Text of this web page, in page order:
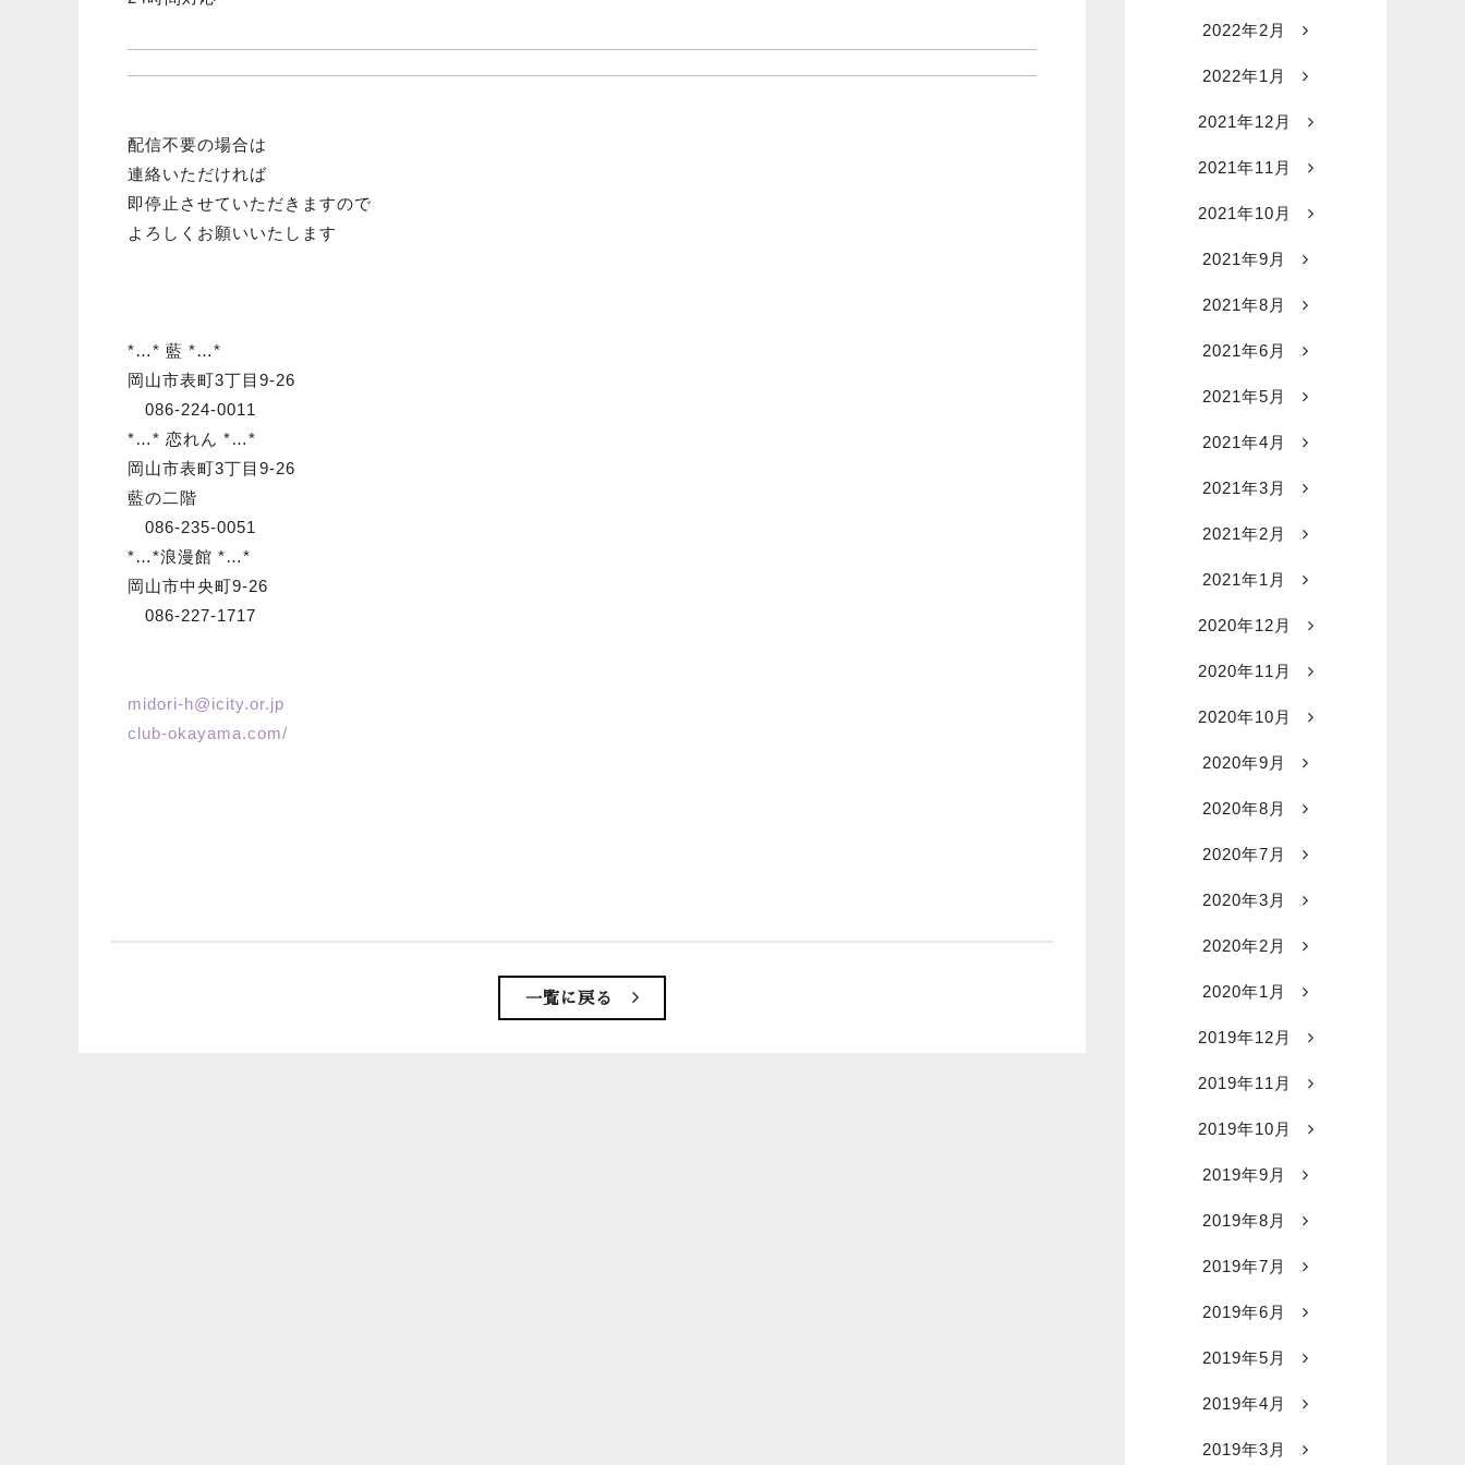
配信不要の場合は
連絡いただければ
即停止させていただきますので
よろしくお願いいたします
*…* 藍 *…*
岡山市表町3丁目9-26
086-224-0011
*…* 恋れん *…*
岡山市表町3丁目9-26
藍の二階
086-235-0051
*…*浪漫館 *…*
岡山市中央町9-26
086-227-1717
midori-h@icity.or.jp
club-okayama.com/
一覧に戻る
2022年2月
2022年1月
2021年12月
2021年11月
2021年10月
2021年9月
2021年8月
2021年6月
2021年5月
2021年4月
2021年3月
2021年2月
2021年1月
2020年12月
2020年11月
2020年10月
2020年9月
2020年8月
2020年7月
2020年3月
2020年2月
2020年1月
2019年12月
2019年11月
2019年10月
2019年9月
2019年8月
2019年7月
2019年6月
2019年5月
2019年4月
2019年3月